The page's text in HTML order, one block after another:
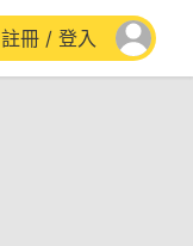
註冊 / 登入